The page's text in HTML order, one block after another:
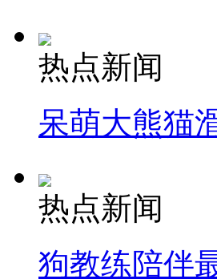
热点新闻
呆萌大熊猫
热点新闻
狗教练陪伴